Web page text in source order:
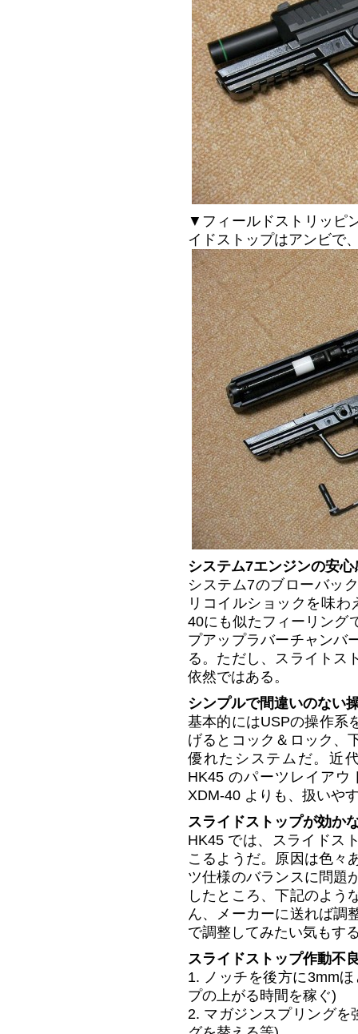
▼フィールドストリッピ
イドストップはアンビで
システム7エンジンの安心
システム7のブローバッ
リコイルショックを味
40にも似たフィーリング
プアップラバーチャンバ
る。ただし、スライトス
依然ではある。
シンプルで間違いのない
基本的にはUSPの操作系
げるとコック＆ロック、
優れたシステムだ。近
HK45 のパーツレイア
XDM-40 よりも、扱いや
スライドストップが効か
HK45 では、スライドス
こるようだ。原因は色々
ツ仕様のバランスに問題
したところ、下記のよう
ん、メーカーに送れば調
で調整してみたい気もす
スライドストップ作動不
1. ノッチを後方に3mm
プの上がる時間を稼ぐ)
2. マガジンスプリング